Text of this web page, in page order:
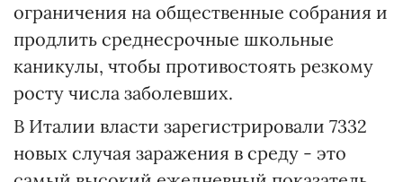
ограничения на общественные собрания и
продлить среднесрочные школьные
каникулы, чтобы противостоять резкому
росту числа заболевших.
В Италии власти зарегистрировали 7332
новых случая заражения в среду - это